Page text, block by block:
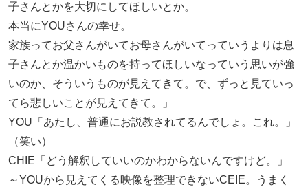
子さんとかを大切にしてほしいとか。
本当にYOUさんの幸せ。
家族ってお父さんがいてお母さんがいてっていうよりは息
子さんとか温かいものを持ってほしいなっていう思いが強
いのか、そういうものが見えてきて。で、ずっと見ていっ
てら悲しいことが見えてきて。」
YOU「あたし、普通にお説教されてるんでしょ。これ。」
（笑い）
CHIE「どう解釈していいのかわからないんですけど。」
～YOUから見えてくる映像を整理できないCEIE。うまく